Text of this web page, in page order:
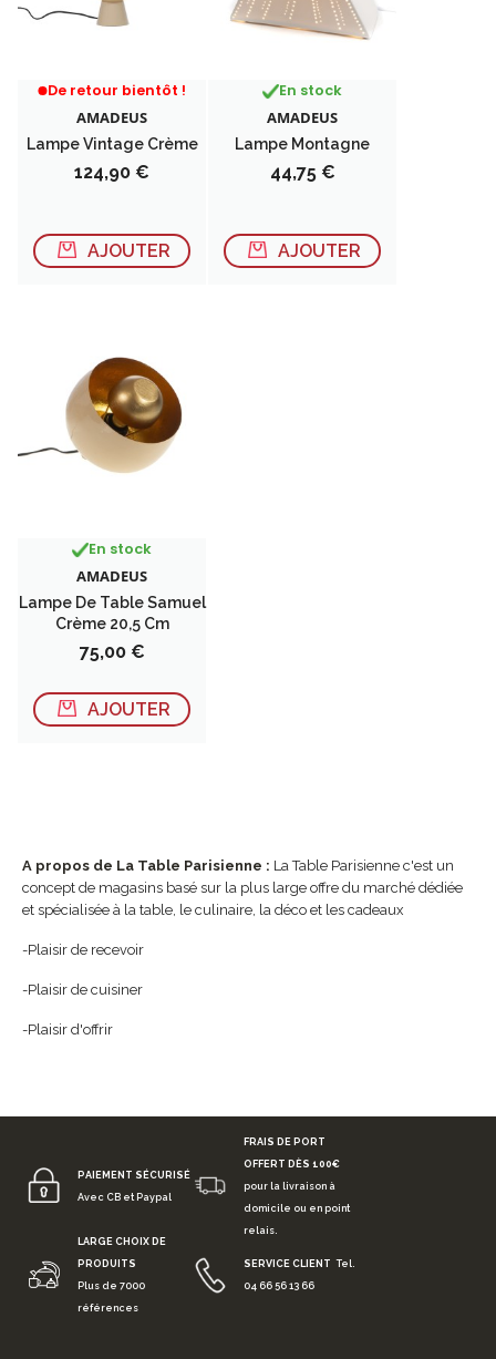
De retour bientôt !
AMADEUS
Lampe Vintage Crème
Prix
124,90 €
AJOUTER
En stock
AMADEUS
Lampe Montagne
Prix
44,75 €
AJOUTER
En stock
AMADEUS
Lampe De Table Samuel
Crème 20,5 Cm
Prix
75,00 €
AJOUTER
A propos de La Table Parisienne : La Table Parisienne c'est un
concept de magasins basé sur la plus large offre du marché dédiée
et spécialisée à la table, le culinaire, la déco et les cadeaux
-Plaisir de recevoir
-Plaisir de cuisiner
-Plaisir d'offrir
PAIEMENT SÉCURISÉ
Avec CB et Paypal
FRAIS DE PORT
OFFERT DÈS 100€
pour la livraison à
domicile ou en point
relais.
LARGE CHOIX DE
PRODUITS
Plus de 7000
références
SERVICE CLIENT Tel.
04 66 56 13 66